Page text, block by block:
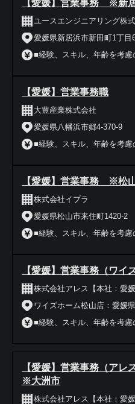
【愛媛】営業事務 ※新
ユースエンジニアリング株
愛媛県新居浜市新田町1丁目
■経験、スキル、年齢を考
【愛媛】営業事務職
大豊産業株式会社
愛媛県八幡浜市郷4-370-9
■経験、スキル、年齢を考
【愛媛】営業事務 ※松
株式会社イプラ
愛媛県松山市来住町1420-2
■経験、スキル、年齢を考
【愛媛】営業事務（ワ
株式会社アレス【本社：愛媛
ワイズホーム松山店：愛媛
■経験、スキル、年齢を考
【愛媛】営業事務（ア
※大洲市
株式会社アレス【本社：愛媛